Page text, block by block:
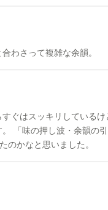
わさって複雑な余韻。
ぐはスッキリしている
。
のかなと思いました。